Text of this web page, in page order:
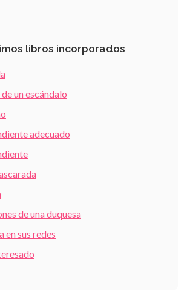
libros incorporados
un escándalo
adecuado
de una duquesa
en sus redes